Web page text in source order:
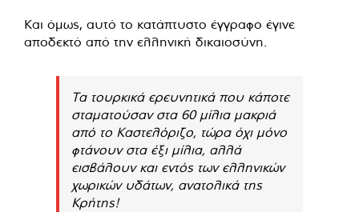
Και όμως, αυτό το κατάπτυστο έγγραφο έγινε
αποδεκτό από την ελληνική δικαιοσύνη.
Τα τουρκικά ερευνητικά που κάποτε
σταματούσαν στα 60 μίλια μακριά
από το Καστελόριζο, τώρα όχι μόνο
φτάνουν στα έξι μίλια, αλλά
εισβάλουν και εντός των ελληνικών
χωρικών υδάτων, ανατολικά της
Κρήτης!